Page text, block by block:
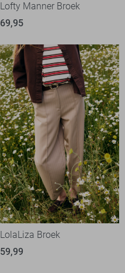
Lofty Manner Broek
69,95
LolaLiza Broek
59,99